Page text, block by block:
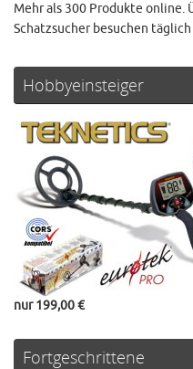
Mehr als 300 Produkte online.
Schatzsucher besuchen
Hobbyeinsteiger
nur 199,00 €
Fortgeschrittene